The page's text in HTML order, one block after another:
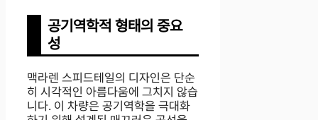
공기역학적 형태의 중요
성
맥라렌 스피드테일의 디자인은 단순
히 시각적인 아름다움에 그치지 않습
니다. 이 차량은 공기역학을 극대화